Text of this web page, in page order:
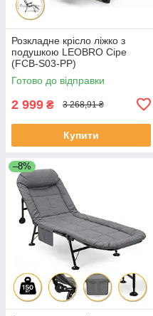
Розкладне крісло ліжко з
подушкою LEOBRO Сіре
(FCB-S03-PP)
Готово до відправки
2 999 ₴ 3 268,91 ₴
Купити
–8%